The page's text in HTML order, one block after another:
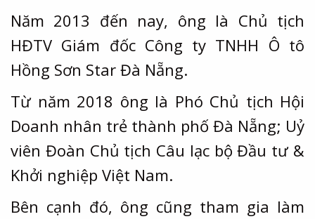
Năm 2013 đến nay, ông là Chủ tịch
HĐTV Giám đốc Công ty TNHH Ô tô
Hồng Sơn Star Đà Nẵng.
Từ năm 2018 ông là Phó Chủ tịch Hội
Doanh nhân trẻ thành phố Đà Nẵng; Uỷ
viên Đoàn Chủ tịch Câu lạc bộ Đầu tư &
Khởi nghiệp Việt Nam.
Bên cạnh đó, ông cũng tham gia làm